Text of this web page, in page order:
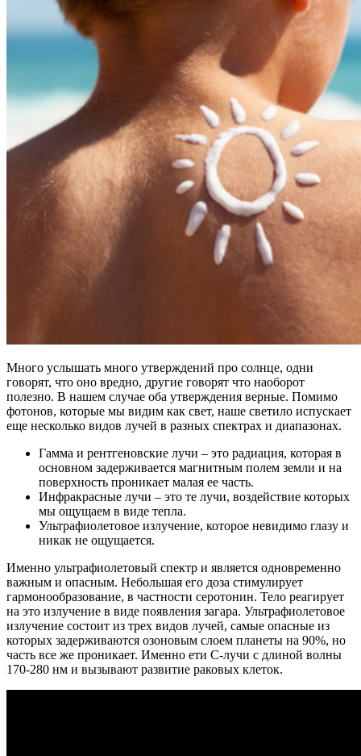
Много услышать много утверждений про солнце, одни
говорят, что оно вредно, другие говорят что наоборот
полезно. В нашем случае оба утверждения верные. Помимо
фотонов, которые мы видим как свет, наше светило испускает
еще несколько видов лучей в разных спектрах и диапазонах.
Гамма и рентгеновские лучи – это радиация, которая в
основном задерживается магнитным полем земли и на
поверхность проникает малая ее часть.
Инфракрасные лучи – это те лучи, воздействие которых
мы ощущаем в виде тепла.
Ультрафиолетовое излучение, которое невидимо глазу и
никак не ощущается.
Именно ультрафиолетовый спектр и является одновременно
важным и опасным. Небольшая его доза стимулирует
гармонообразование, в частности серотонин. Тело реагирует
на это излучение в виде появления загара. Ультрафиолетовое
излучение состоит из трех видов лучей, самые опасные из
которых задерживаются озоновым слоем планеты на 90%, но
часть все же проникает. Именно ети С-лучи с длиной волны
170-280 нм и вызывают развитие раковых клеток.